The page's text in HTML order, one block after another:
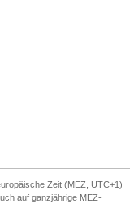
Zeit (MEZ, UTC+1)
auf ganzjährige MEZ-